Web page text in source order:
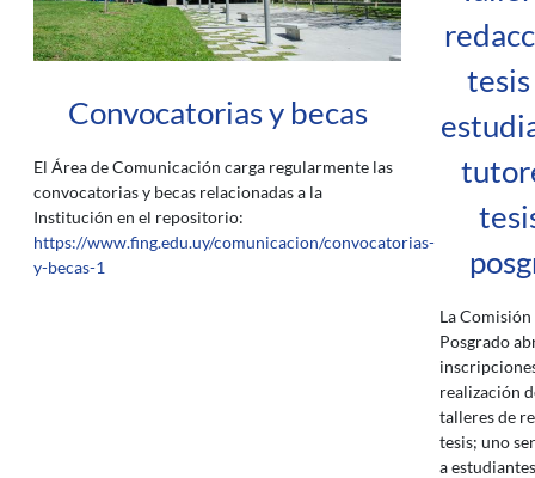
Convocatorias y becas
El Área de Comunicación carga regularmente las
convocatorias y becas relacionadas a la
Institución en el repositorio:
https://www.fing.edu.uy/comunicacion/convocatorias-
y-becas-1
La
Posgrado
realización
talleres de
tesis; uno
a